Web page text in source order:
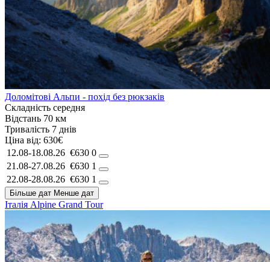
Доломітові Альпи - похід без рюкзаків
Складність середня
Відстань 70 км
Тривалість 7 днів
Ціна від: 630€
12.08-18.08.26 €630 0
21.08-27.08.26 €630 1
22.08-28.08.26 €630 1
Більше дат Менше дат
Італія Alpine Grand Tour